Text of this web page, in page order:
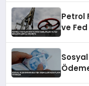
Petrol
ve